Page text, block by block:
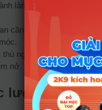
làm đẹp, sai sót một li
cần có khả năng quan
nghề nghiệp đòi hỏi
nở.
lương tham